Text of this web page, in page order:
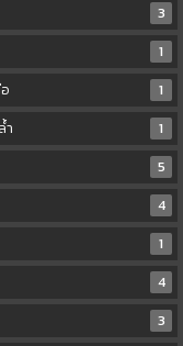
3
1
1
ำ
1
5
4
1
4
3